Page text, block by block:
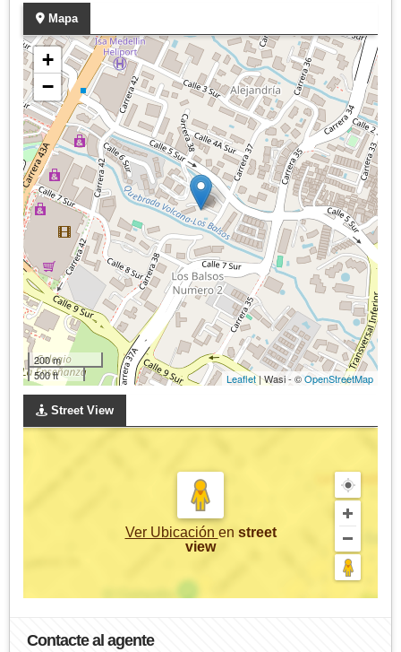
Mapa
+
−
200 m
500 ft
Leaflet| Wasi - ©OpenStreetMap
Street View
Ver Ubicación en street
view
Contacte al agente